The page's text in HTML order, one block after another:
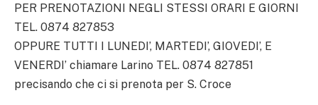
PER PRENOTAZIONI NEGLI STESSI ORARI E GIORNI
TEL. 0874 827853
OPPURE TUTTI I LUNEDI’, MARTEDI’, GIOVEDI’, E
VENERDI’ chiamare Larino TEL. 0874 827851
precisando che ci si prenota per S. Croce